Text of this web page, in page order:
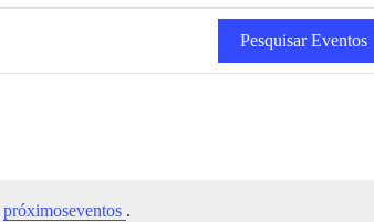
próximoseventos .
Pesquisar Eventos